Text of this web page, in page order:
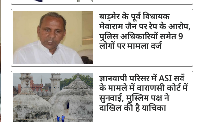
बाड़मेर के पूर्व विधायक
मेवाराम जैन पर रेप के आरोप,
पुलिस अधिकारियों समेत 9
लोगों पर मामला दर्ज
ज्ञानवापी परिसर में ASI सर्वे
के मामले में वाराणसी कोर्ट में
सुनवाई, मुस्लिम पक्ष ने
दाखिल की है याचिका